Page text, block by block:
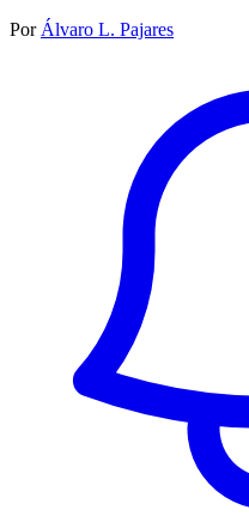
Por Álvaro L. Pajares